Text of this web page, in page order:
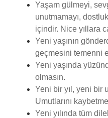
Yaşam gülmeyi,
unutmamayı,
içindir. Nice yıllara
Yeni yaşının
geçmesini temenni
Yeni yaşında
olmasın.
Yeni bir yıl, yeni bir
Umutlarını
Yeni yılında tüm